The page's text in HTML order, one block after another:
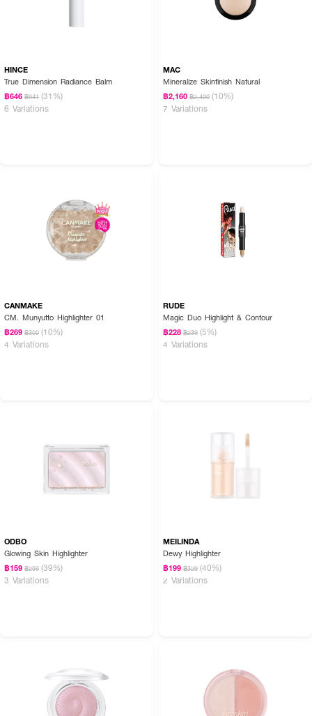
● ไฮไลท์พาวเดอร์
● No.01 Flash
● ขนาด 4 g
How to Use :
HINCE
True Dimension Radiance Balm
฿646 ฿941 (31%)
6 Variations
MAC
Mineralize Skinfinish Natural
฿2,160 ฿2,400 (10%)
7 Variations
CANMAKE
CM. Munyutto Highlighter 01
฿269 ฿300 (10%)
4 Variations
RUDE
Magic Duo Highlight & Contour
฿228 ฿239 (5%)
4 Variations
ODBO
Glowing Skin Highlighter
฿159 ฿259 (39%)
3 Variations
MEILINDA
Dewy Highlighter
฿199 ฿329 (40%)
2 Variations